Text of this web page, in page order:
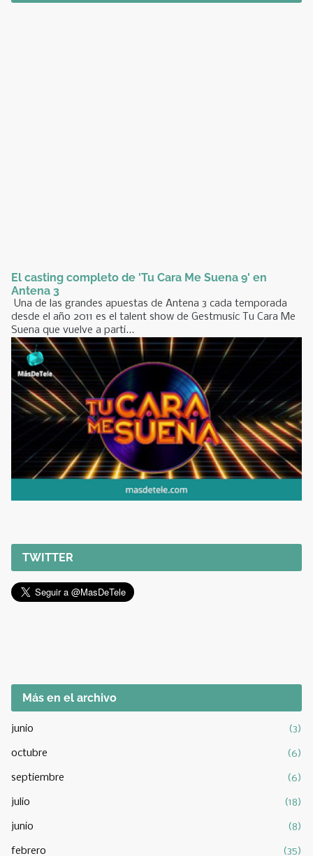
El casting completo de 'Tu Cara Me Suena 9' en
Antena 3
Una de las grandes apuestas de Antena 3 cada temporada
desde el año 2011 es el talent show de Gestmusic Tu Cara Me
Suena que vuelve a parti...
TWITTER
Más en el archivo
junio (3)
octubre (6)
septiembre (6)
julio (18)
junio (8)
febrero (35)